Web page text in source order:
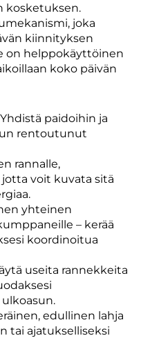
kosketuksen.
joka
kiinnityksen
on helppokäyttöinen
koko päivän
paidoihin ja
rentoutunut
rannalle,
voit kuvata sitä
yhteinen
– kerää
koordinoitua
useita rannekkeita
edullinen lahja
tai ajatukselliseksi